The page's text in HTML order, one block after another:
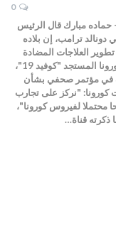
0
- حماده مبارك قال الرئيس
دونالد ترامب، إن بلاده
العلاجات المضادة
لوباء كورونا المستجد "كوفيد 19"،
في مؤتمر صحفي بشأن
كورونا: "نركز على تجارب
محتملا لفيروس كورونا"،
ذكرته قناة…